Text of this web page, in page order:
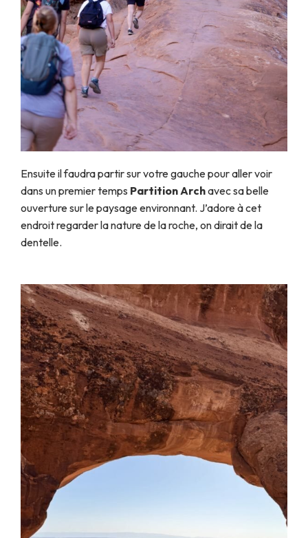
Ensuite il faudra partir sur votre gauche pour aller voir
dans un premier temps Partition Archavec sa belle
ouverture sur le paysage environnant. J’adore à cet
endroit regarder la nature de la roche, on dirait de la
dentelle.